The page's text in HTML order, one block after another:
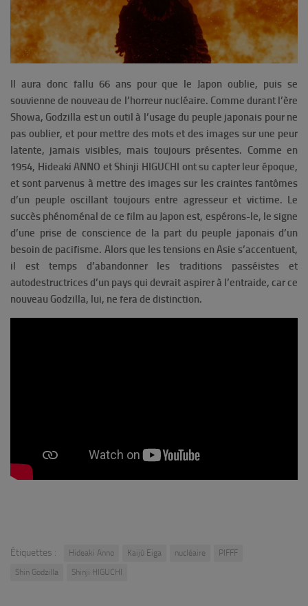
Il aura donc fallu 66 ans pour que le Japon oublie, puis se
souvienne de nouveau de l’horreur nucléaire. Comme durant l’ère
Showa, Godzilla est un outil à l’usage du peuple japonais pour ne
pas oublier, et pour mettre des mots et des images sur une peur
latente, jamais visibles, mais toujours présentes. Comme en
1954, Hideaki ANNO et Shinji HIGUCHI ont su capter leur époque,
et sont parvenus à mettre des images sur les craintes fantômes
d’un peuple oscillant toujours entre agresseur et victime. Le
succès phénoménal de ce film au Japon est, espérons-le, le signe
d’une prise de conscience de la part du peuple japonais d’un
besoin de pacifisme. Alors que les tensions en Asie s’accentuent,
il est temps d’abandonner les traditions passéistes et
autodestructrices d’un pays qui devrait aspirer à l’entraide, car ce
nouveau Godzilla, lui, ne fera de distinction.
Étiquettes : Hideaki Anno Kaijû Eiga nucléaire
PIFFF
Shin Godzilla
Shinji HIGUCHI